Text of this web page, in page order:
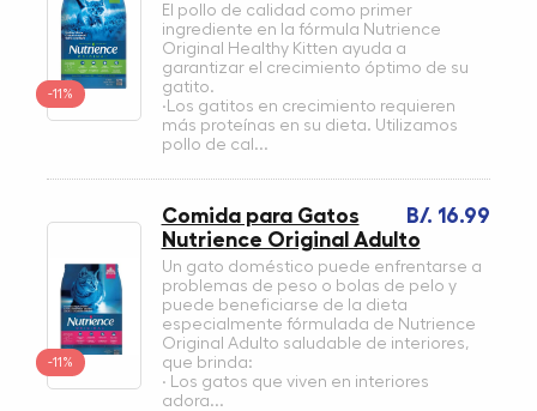
-11%
El pollo de calidad como primer
ingrediente en la fórmula Nutrience
Original Healthy Kitten ayuda a
garantizar el crecimiento óptimo de su
gatito.
·Los gatitos en crecimiento requieren
más proteínas en su dieta. Utilizamos
pollo de cal...
-11%
B/. 16.99
Comida para Gatos
Nutrience Original Adulto
Un gato doméstico puede enfrentarse a
problemas de peso o bolas de pelo y
puede beneficiarse de la dieta
especialmente fórmulada de Nutrience
Original Adulto saludable de interiores,
que brinda:
· Los gatos que viven en interiores
adora...